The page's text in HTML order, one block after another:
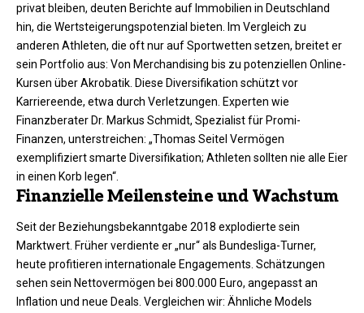
privat bleiben, deuten Berichte auf Immobilien in Deutschland
hin, die Wertsteigerungspotenzial bieten. Im Vergleich zu
anderen Athleten, die oft nur auf Sportwetten setzen, breitet er
sein Portfolio aus: Von Merchandising bis zu potenziellen Online-
Kursen über Akrobatik. Diese Diversifikation schützt vor
Karriereende, etwa durch Verletzungen. Experten wie
Finanzberater Dr. Markus Schmidt, Spezialist für Promi-
Finanzen, unterstreichen: „Thomas Seitel Vermögen
exemplifiziert smarte Diversifikation; Athleten sollten nie alle Eier
in einen Korb legen“.
Finanzielle Meilensteine und Wachstum
Seit der Beziehungsbekanntgabe 2018 explodierte sein
Marktwert. Früher verdiente er „nur“ als Bundesliga-Turner,
heute profitieren internationale Engagements. Schätzungen
sehen sein Nettovermögen bei 800.000 Euro, angepasst an
Inflation und neue Deals. Vergleichen wir: Ähnliche Models